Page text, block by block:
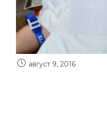
август 9, 2016